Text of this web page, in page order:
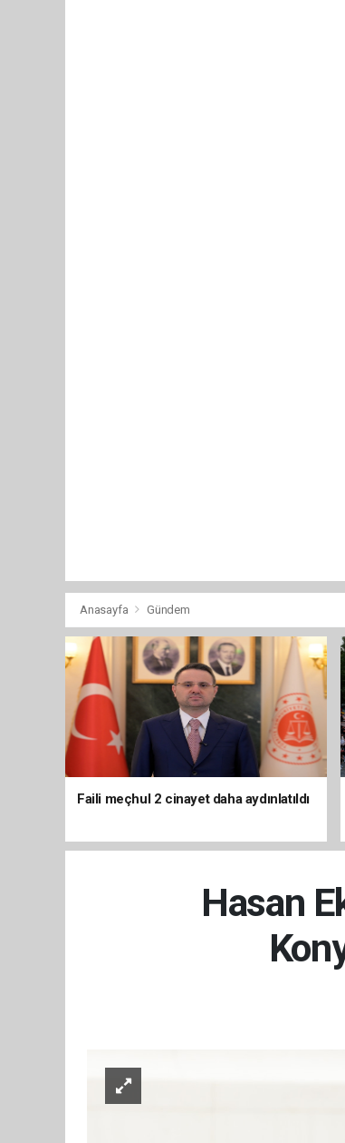
Anasayfa Gündem
Faili meçhul 2 cinayet daha aydınlatıldı
Hasan